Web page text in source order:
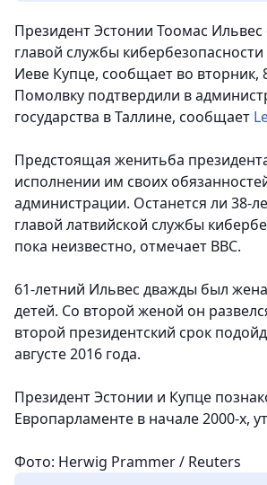
Президент Эстонии Тоомас Ильвес
главой службы
Иеве Купце, сообщает во вторник,
Помолвку подтвердили в
государства в Таллине, сообщает
Предстоящая женитьба
исполнении им своих
администрации. Останется ли 38-
главой латвийской службы
пока неизвестно, отмечает ВВС.
61-летний Ильвес дважды был
детей. Со второй женой он
второй президентский срок
августе 2016 года.
Президент Эстонии и Купце
Европарламенте в начале 2000-х,
Фото: Herwig Prammer / Reuters